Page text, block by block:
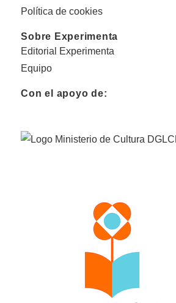
Política de cookies
Sobre Experimenta
Editorial Experimenta
Equipo
Con el apoyo de: